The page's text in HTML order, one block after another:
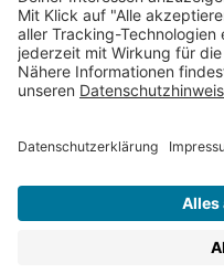
* Versandkostenfrei
Deutschlands
** Lieferzeit 1-3
Thienemann-Esslinger Verlag